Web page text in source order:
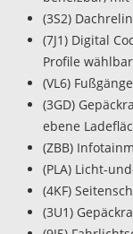
(3S2)
(7J1) Digital
Profile wählbar
(VL6)
(3GD)
ebene
(ZBB)
(PLA) Licht-
(4KF)
(3U1)